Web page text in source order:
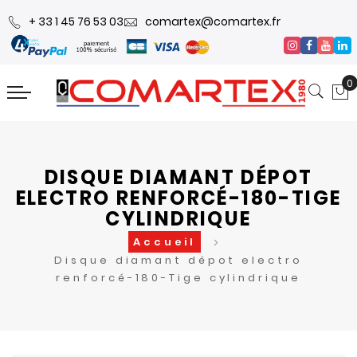
+ 33 1 45 76 53 03 comartex@comartex.fr
0
DISQUE DIAMANT DÉPOT
ELECTRO RENFORCÉ-180-TIGE
CYLINDRIQUE
Accueil
Disque diamant dépot electro
renforcé-180-Tige cylindrique